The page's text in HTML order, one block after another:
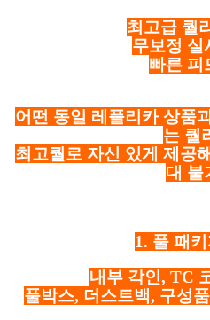
최고급 퀄
무보정 실
빠른 피
어떤 동일 레플리카 상품
는 퀄
최고퀄로 자신 있게 제공
대 불
1. 풀 패
내부 각인, TC
풀박스, 더스트백, 구성